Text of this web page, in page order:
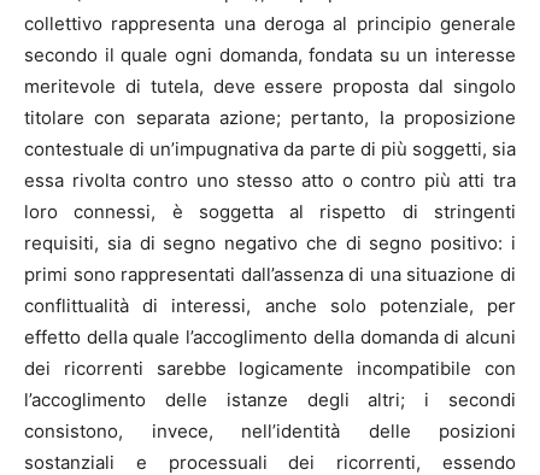
collettivo rappresenta una deroga al principio generale
secondo il quale ogni domanda, fondata su un interesse
meritevole di tutela, deve essere proposta dal singolo
titolare con separata azione; pertanto, la proposizione
contestuale di un’impugnativa da parte di più soggetti, sia
essa rivolta contro uno stesso atto o contro più atti tra
loro connessi, è soggetta al rispetto di stringenti
requisiti, sia di segno negativo che di segno positivo: i
primi sono rappresentati dall’assenza di una situazione di
conflittualità di interessi, anche solo potenziale, per
effetto della quale l’accoglimento della domanda di alcuni
dei ricorrenti sarebbe logicamente incompatibile con
l’accoglimento delle istanze degli altri; i secondi
consistono, invece, nell’identità delle posizioni
sostanziali e processuali dei ricorrenti, essendo